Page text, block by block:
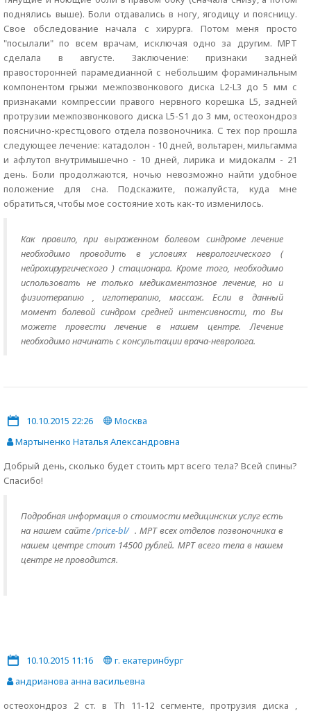
поднялись выше). Боли отдавались в ногу, ягодицу и поясницу.
Свое обследование начала с хирурга. Потом меня просто
"посылали" по всем врачам, исключая одно за другим. МРТ
сделала в августе. Заключение: признаки задней
правосторонней парамедианной с небольшим фораминальным
компонентом грыжи межпозвонкового диска L2-L3 до 5 мм с
признаками компрессии правого нервного корешка L5, задней
протрузии межпозвонкового диска L5-S1 до 3 мм, остеохондроз
пояснично-крестцового отдела позвоночника. С тех пор прошла
следующее лечение: катадолон - 10 дней, вольтарен, мильгамма
и афлутоп внутримышечно - 10 дней, лирика и мидокалм - 21
день. Боли продолжаются, ночью невозможно найти удобное
положение для сна. Подскажите, пожалуйста, куда мне
обратиться, чтобы мое состояние хоть как-то изменилось.
Как правило, при выраженном болевом синдроме лечение
необходимо проводить в условиях неврологического (
нейрохирургического ) стационара. Кроме того, необходимо
использовать не только медикаментозное лечение, но и
физиотерапию , иглотерапию, массаж. Если в данный
момент болевой синдром средней интенсивности, то Вы
можете провести лечение в нашем центре. Лечение
необходимо начинать с консультации врача-невролога.
10.10.2015 22:26
Москва
Мартыненко Наталья Александровна
Добрый день, сколько будет стоить мрт всего тела? Всей спины?
Спасибо!
Подробная информация о стоимости медицинских услуг есть
на нашем сайте/price-bl/. МРТ всех отделов позвоночника в
нашем центре стоит 14500 рублей. МРТ всего тела в нашем
центре не проводится.
10.10.2015 11:16
г. екатеринбург
андрианова анна васильевна
остеохондроз 2 ст. в Th 11-12 сегменте, протрузия диска ,